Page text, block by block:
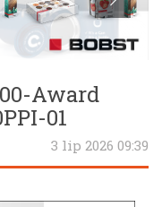
Award
01
3 lip 2026 09:39